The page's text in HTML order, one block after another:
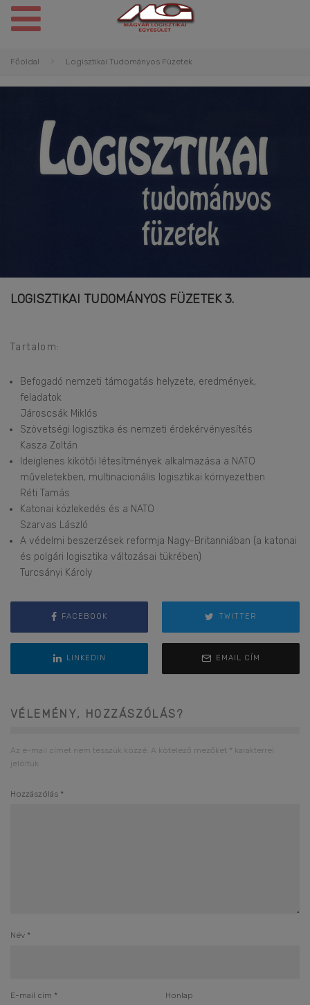
Főoldal Logisztikai Tudományos Füzetek
LOGISZTIKAI TUDOMÁNYOS FÜZETEK 3.
Tartalom:
Befogadó nemzeti támogatás helyzete, eredmények,
feladatok
Jároscsák Miklós
Szövetségi logisztika és nemzeti érdekérvényesítés
Kasza Zoltán
Ideiglenes kikötői létesítmények alkalmazása a NATO
műveletekben, multinacionális logisztikai környezetben
Réti Tamás
Katonai közlekedés és a NATO
Szarvas László
A védelmi beszerzések reformja Nagy-Britanniában (a katonai
és polgári logisztika változásai tükrében)
Turcsányi Károly
FACEBOOK TWITTER
LINKEDIN EMAIL CÍM
VÉLEMÉNY, HOZZÁSZÓLÁS?
Az e-mail címet nem tesszük közzé. A kötelező mezőket * karakterrel
jelöltük
Hozzászólás *
Név *
E-mail cím * Honlap